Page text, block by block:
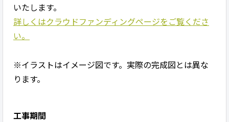
いたします。
詳しくはクラウドファンディングページをご覧くださ
い。
※イラストはイメージ図です。実際の完成図とは異な
ります。
工事期間